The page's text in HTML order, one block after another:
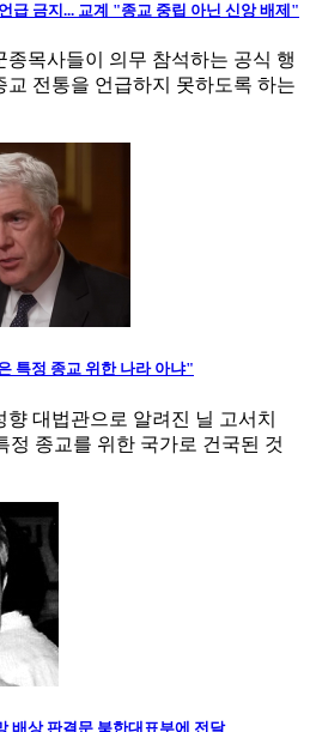
급 금지... 교계 "종교 중립 아닌 신앙 배제"
목사들이 의무 참석하는 공식 행
전통을 언급하지 못하도록 하는
특정 종교 위한 나라 아냐"
대법관으로 알려진 닐 고서치
정 종교를 위한 국가로 건국된 것
배상 판결문 북한대표부에 전달